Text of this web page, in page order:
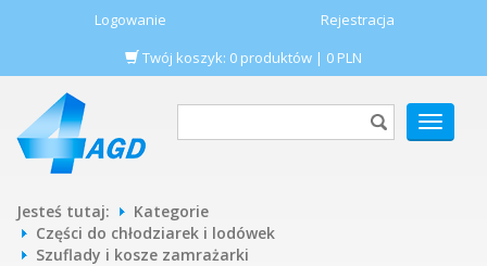
Logowanie
Rejestracja
Twój koszyk: 0 produktów | 0 PLN
POKAŻ
MENU
Jesteś tutaj:
Kategorie
Części do chłodziarek i lodówek
Szuflady i kosze zamrażarki